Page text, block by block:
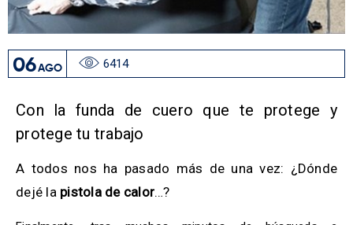
06AGO 6414
Con la funda de cuero que te protege y
protege tu trabajo
A todos nos ha pasado más de una vez: ¿Dónde
dejé la pistola de calor…?